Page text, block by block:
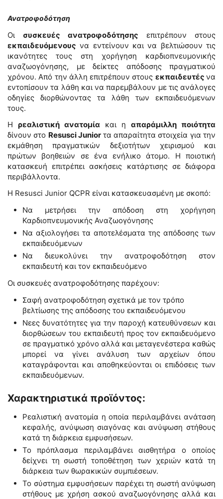
Ανατροφοδότηση
Οι συσκευές ανατροφοδότησης επιτρέπουν στους
εκπαιδευόμενους να εντείνουν και να βελτιώσουν τις
ικανότητες τους στη χορήγηση καρδιοπνευμονικής
αναζωογόνησης, με δείκτες απόδοσης πραγματικού
χρόνου. Από την άλλη επιτρέπουν στους εκπαιδευτέςνα
εντοπίσουν τα λάθη και να παρεμβάλουν με τις ανάλογες
οδηγίες διορθώνοντας τα λάθη των εκπαιδευόμενων
τους.
Η ρεαλιστική ανατομία και η απαράμιλλη ποιότητα
δίνουν στο Resusci Junior τα απαραίτητα στοιχεία για την
εκμάθηση πραγματικών δεξιοτήτων χειρισμού και
πρώτων βοηθειών σε ένα ενήλικο άτομο. Η ποιοτική
κατασκευή επιτρέπει ασκήσεις κατάρτισης σε διάφορα
περιβάλλοντα.
Η Resusci Junior QCPR είναι κατασκευασμένη με σκοπό:
Να μετρήσει την απόδοση στη χορήγηση
Καρδιοπνευμονικής Αναζωογόνησης
Να αξιολογήσει τα αποτελέσματα της απόδοσης των
εκπαιδευόμενων
Να διευκολύνει την ανατροφοδότηση στον
εκπαιδευτή και τον εκπαιδευόμενο
Οι συσκευές ανατροφοδότησης παρέχουν:
Σαφή ανατροφοδότηση σχετικά με τον τρόπο
βελτίωσης της απόδοσης του εκπαιδευόμενου
Νεες δυνατότητες για την παροχή κατευθύνσεων και
διορθώσεων του εκπαιδευτή προς τον εκπαιδευόμενο
σε πραγματικό χρόνο αλλά και μεταγενέστερα καθώς
μπορεί να γίνει ανάλυση των αρχείων όπου
καταγράφονται και αποθηκεύονται οι επιδόσεις των
εκπαιδευόμενων.
Χαρακτηριστικά προϊόντος:
Ρεαλιστική ανατομία η οποία περιλαμβάνει ανάταση
κεφαλής, ανύψωση σιαγόνας και ανύψωση στήθους
κατά τη διάρκεια εμφυσήσεων.
Το πρόπλασμα περιλαμβάνει αισθητήρα ο οποίος
δείχνει τη σωστή τοποθέτηση των χεριών κατά τη
διάρκεια των θωρακικών συμπιέσεων.
Το σύστημα εμφυσήσεων παρέχει τη σωστή ανύψωση
στήθους με χρήση ασκού αναζωογόνησης αλλά και